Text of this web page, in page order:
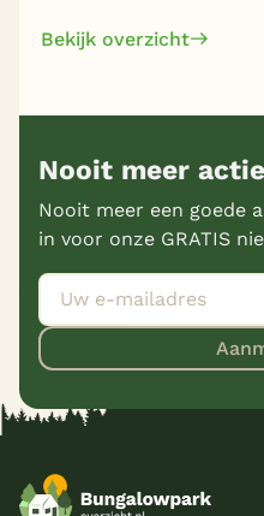
Bekijk overzicht
Nooit meer
Nooit meer een goede
in voor onze GRATIS